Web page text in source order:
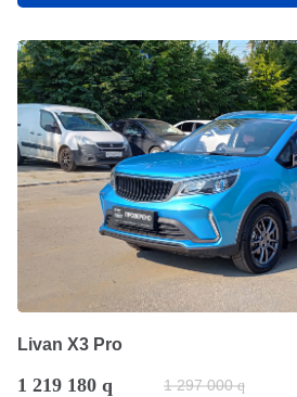
Livan X3 Pro
1 219 180 q 1 297 000 q